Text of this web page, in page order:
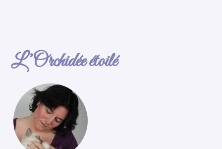
L’Orchidée étoilé